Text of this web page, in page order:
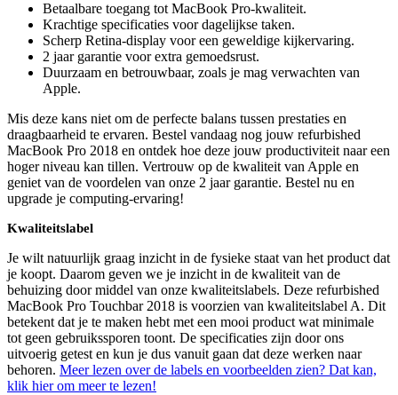
Betaalbare toegang tot MacBook Pro-kwaliteit.
Krachtige specificaties voor dagelijkse taken.
Scherp Retina-display voor een geweldige kijkervaring.
2 jaar garantie voor extra gemoedsrust.
Duurzaam en betrouwbaar, zoals je mag verwachten van
Apple.
Mis deze kans niet om de perfecte balans tussen prestaties en
draagbaarheid te ervaren. Bestel vandaag nog jouw refurbished
MacBook Pro 2018 en ontdek hoe deze jouw productiviteit naar een
hoger niveau kan tillen. Vertrouw op de kwaliteit van Apple en
geniet van de voordelen van onze 2 jaar garantie. Bestel nu en
upgrade je computing-ervaring!
Kwaliteitslabel
Je wilt natuurlijk graag inzicht in de fysieke staat van het product dat
je koopt. Daarom geven we je inzicht in de kwaliteit van de
behuizing door middel van onze kwaliteitslabels. Deze refurbished
MacBook Pro Touchbar 2018 is voorzien van kwaliteitslabel A. Dit
betekent dat je te maken hebt met een mooi product wat minimale
tot geen gebruikssporen toont. De specificaties zijn door ons
uitvoerig getest en kun je dus vanuit gaan dat deze werken naar
behoren. Meer lezen over de labels en voorbeelden zien? Dat kan,
klik hier om meer te lezen!